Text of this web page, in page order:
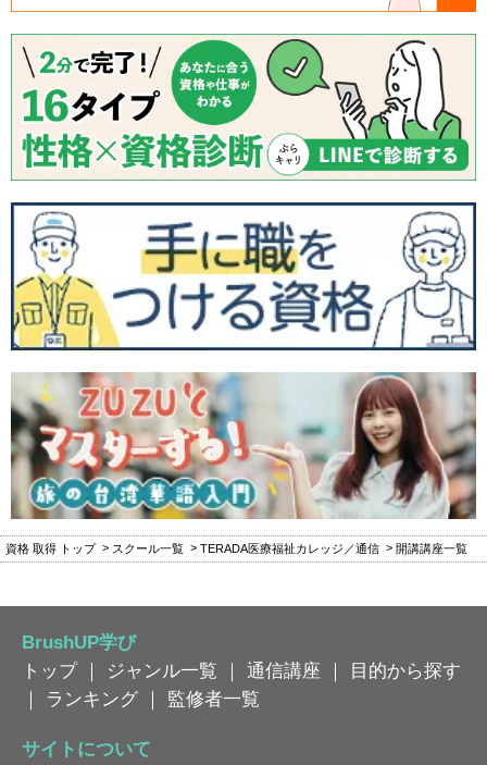
資格 取得 トップ スクール一覧 TERADA医療福祉カレッジ／通信 開講講座一覧
BrushUP学び
トップ｜ ジャンル一覧 ｜ 通信講座 ｜
目的から探す
｜
ランキング ｜ 監修者一覧
サイトについて